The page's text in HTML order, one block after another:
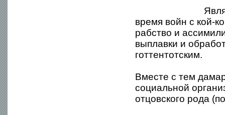
время войн с кой-
рабство и
выплавки и
готтентотским.
Вместе с тем
социальной
отцовского рода